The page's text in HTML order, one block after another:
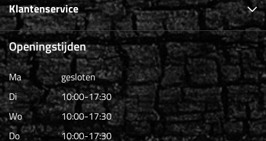
Klantenservice
Openingstijden
Ma
gesloten
Di
10:00-17:30
Wo
10:00-17:30
Do
10:00-17:30